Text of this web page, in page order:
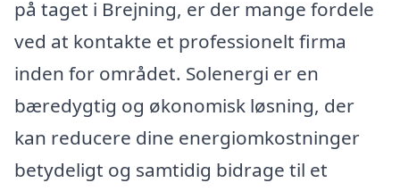
på taget i Brejning, er der mange fordele
ved at kontakte et professionelt firma
inden for området. Solenergi er en
bæredygtig og økonomisk løsning, der
kan reducere dine energiomkostninger
betydeligt og samtidig bidrage til et